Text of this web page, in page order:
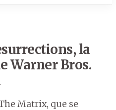
la
Warner Bros.
Matrix, que se